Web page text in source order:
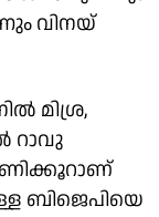
വിനയ്
മിശ്ര,
റാവു
ബിജെപിയെ